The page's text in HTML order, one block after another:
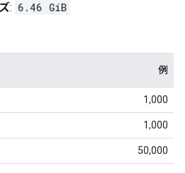
: 6.46 GiB
例
1,000
1,000
50,000